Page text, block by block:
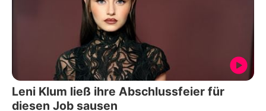
Leni Klum ließ ihre Abschlussfeier für
diesen Job sausen